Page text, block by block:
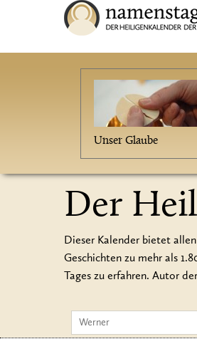
Unser Glaube
Der
Dieser Kalender bietet
Geschichten zu mehr als
Tages zu erfahren. Autor